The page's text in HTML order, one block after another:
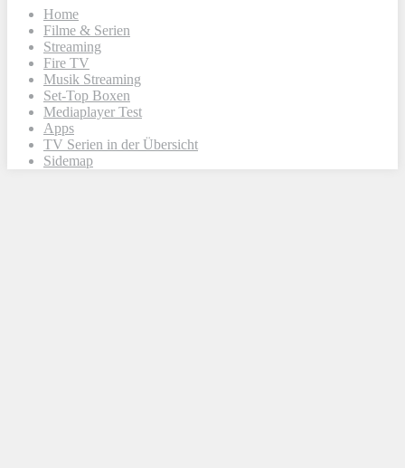
Home
Filme & Serien
Streaming
Fire TV
Musik Streaming
Set-Top Boxen
Mediaplayer Test
Apps
TV Serien in der Übersicht
Sidemap